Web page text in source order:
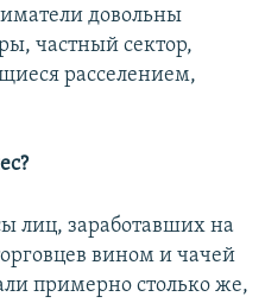
довольны
частный сектор,
расселением,
лиц, заработавших на
вином и чачей
примерно столько же,